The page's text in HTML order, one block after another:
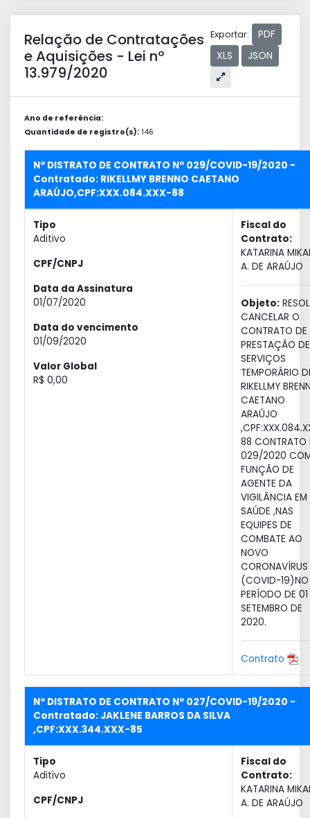
Relação de Contratações
e Aquisições - Lei nº
13.979/2020
Exportar:
PDF
XLS
JSON
Ano de referência:
Quantidade de registro(s): 146
Nº DISTRATO DE CONTRATO Nº 029/COVID-19/2020 -
Contratado: RIKELLMY BRENNO CAETANO
ARAÚJO,CPF:XXX.084.XXX-88
Tipo
Aditivo
CPF/CNPJ
Data da Assinatura
01/07/2020
Data do vencimento
01/09/2020
Valor Global
R$ 0,00
Fiscal do
Contrato:
KATARINA
A. DE ARAÚJO
Objeto:
CANCELAR O
CONTRATO DE
PRESTAÇÃO DE
SERVIÇOS
TEMPORÁRIO
RIKELLMY
CAETANO
ARAÚJO
88 CONTRATO
029/2020
FUNÇÃO DE
AGENTE DA
VIGILÂNCIA EM
SAÚDE ,NAS
EQUIPES DE
COMBATE AO
NOVO
CORONAVÍRUS
(COVID-19)NO
PERÍODO DE
SETEMBRO DE
2020.
Contrato
Nº DISTRATO DE CONTRATO Nº 027/COVID-19/2020 -
Contratado: JAKLENE BARROS DA SILVA
,CPF:XXX.344.XXX-85
Tipo
Aditivo
CPF/CNPJ
Fiscal do
Contrato:
KATARINA
A. DE ARAÚJO